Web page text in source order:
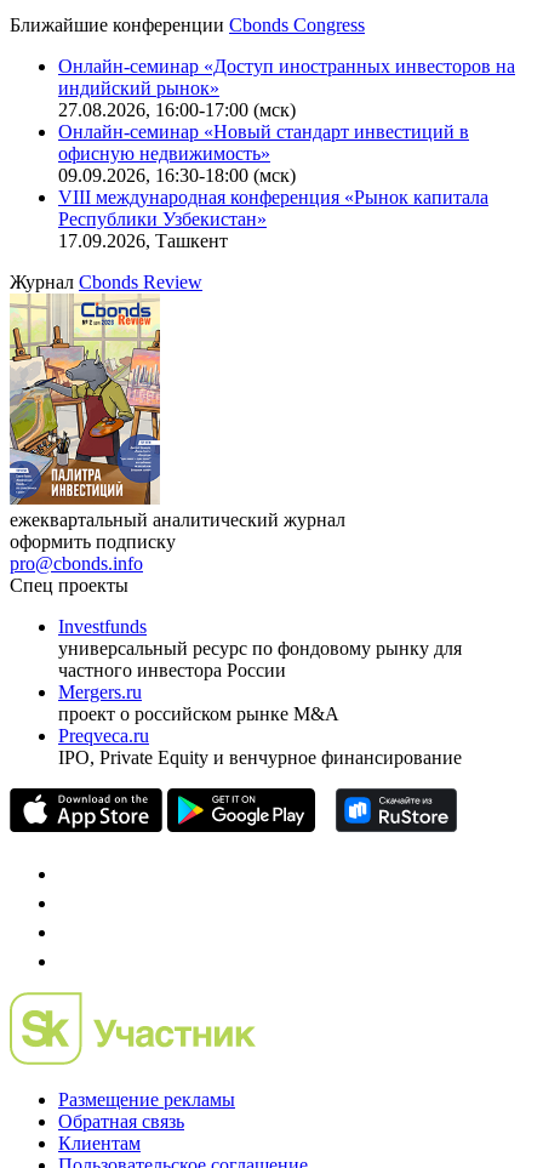
Ближайшие конференции Cbonds Congress
Онлайн-семинар «Доступ иностранных инвесторов на
индийский рынок»
27.08.2026, 16:00-17:00 (мск)
Онлайн-семинар «Новый стандарт инвестиций в
офисную недвижимость»
09.09.2026, 16:30-18:00 (мск)
VIII международная конференция «Рынок капитала
Республики Узбекистан»
17.09.2026, Ташкент
Журнал Cbonds Review
ежеквартальный аналитический журнал
оформить подписку
pro@cbonds.info
Спец проекты
Investfunds
универсальный ресурс по фондовому рынку для
частного инвестора России
Mergers.ru
проект о российском рынке M&A
Preqveca.ru
IPO, Private Equity и венчурное финансирование
Размещение рекламы
Обратная связь
Клиентам